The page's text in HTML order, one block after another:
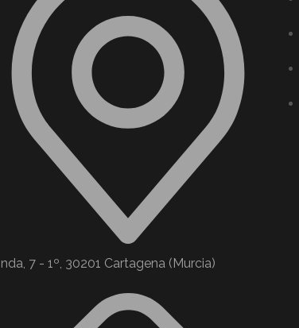
7 - 1º, 30201 Cartagena (Murcia)